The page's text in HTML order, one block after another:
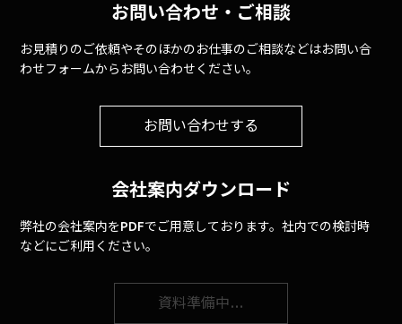
お問い合わせ・ご相談
お見積りのご依頼やそのほかのお仕事のご相談などはお問い合
わせフォームからお問い合わせください。
お問い合わせする
会社案内ダウンロード
弊社の会社案内をPDFでご用意しております。社内での検討時
などにご利用ください。
資料準備中…